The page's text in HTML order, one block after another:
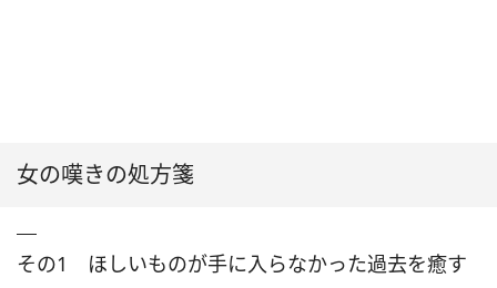
女の嘆きの処方箋
その1 ほしいものが手に入らなかった過去を癒す